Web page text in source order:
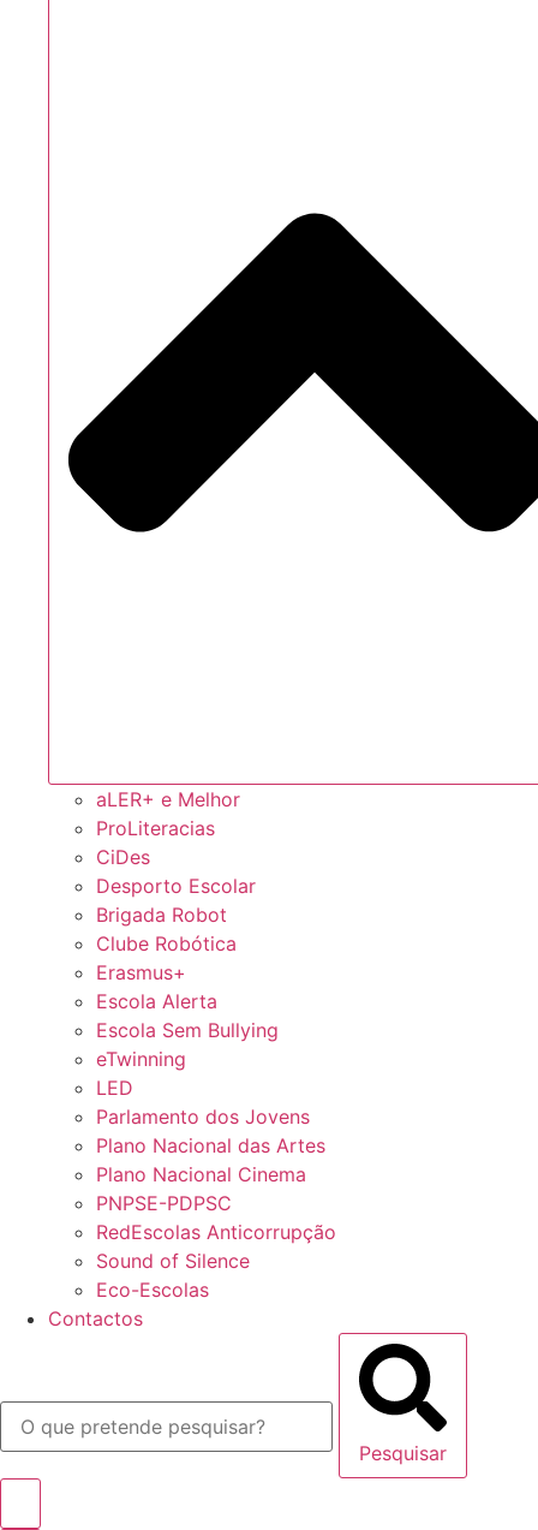
aLER+ e Melhor
ProLiteracias
CiDes
Desporto Escolar
Brigada Robot
Clube Robótica
Erasmus+
Escola Alerta
Escola Sem Bullying
eTwinning
LED
Parlamento dos Jovens
Plano Nacional das Artes
Plano Nacional Cinema
PNPSE-PDPSC
RedEscolas Anticorrupção
Sound of Silence
Eco-Escolas
Contactos
Pesquisar